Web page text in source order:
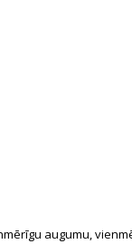
augumu,